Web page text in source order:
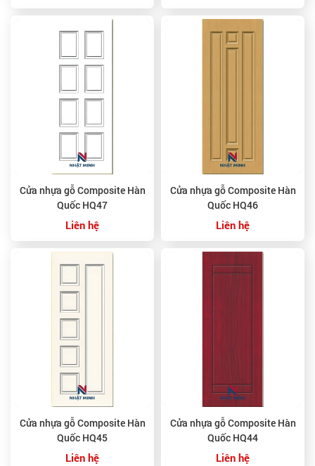
Cửa nhựa gỗ Composite Hàn
Quốc HQ47
Liên hệ
Cửa nhựa gỗ Composite Hàn
Quốc HQ46
Liên hệ
Cửa nhựa gỗ Composite Hàn
Quốc HQ45
Liên hệ
Cửa nhựa gỗ Composite Hàn
Quốc HQ44
Liên hệ